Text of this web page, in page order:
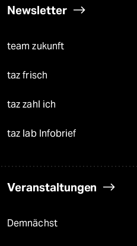
Newsletter
team zukunft
taz frisch
taz zahl ich
taz lab Infobrief
Veranstaltungen
Demnächst